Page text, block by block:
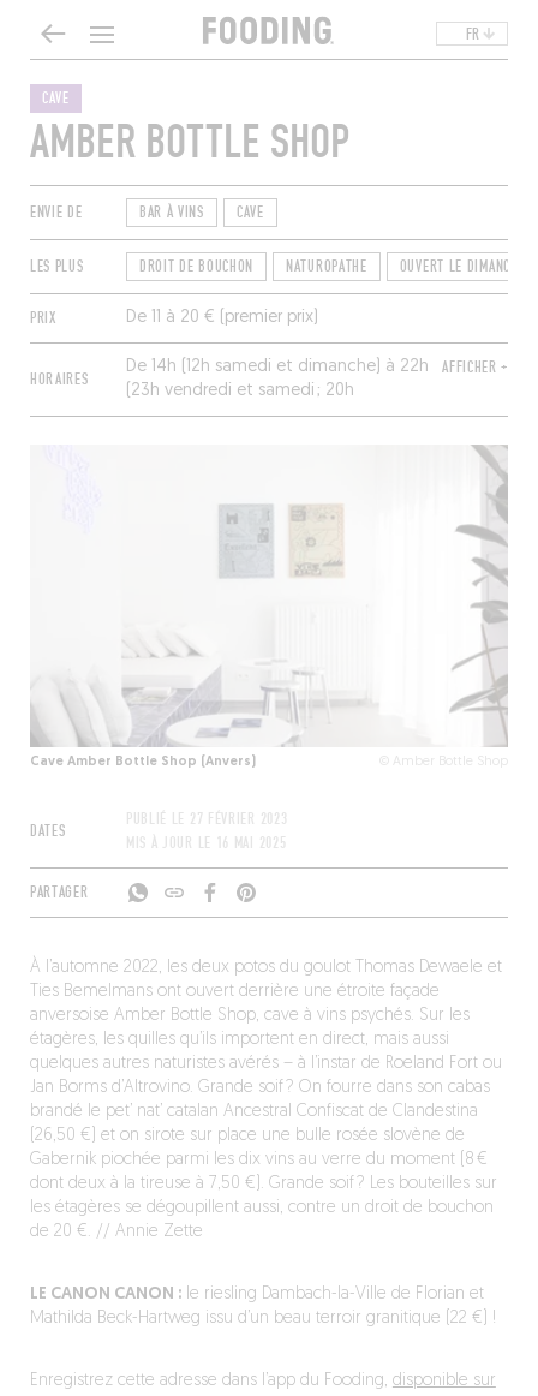
FR
CAVE
AMBER BOTTLE SHOP
ENVIE DE BAR À VINS CAVE
LES PLUS DROIT DE BOUCHON NATUROPATHE OUVERT LE DIMANCHE
PRIX De 11 à 20 € (premier prix)
HORAIRES
De 14h (12h samedi et dimanche) à 22h
(23h vendredi et samedi ; 20h
dimanche). Fermé mardi.
AFFICHER +
Cave Amber Bottle Shop (Anvers) © Amber Bottle Shop
DATES
PUBLIÉ LE 27 FÉVRIER 2023
MIS À JOUR LE
16 MAI 2025
PARTAGER
À l’automne 2022, les deux potos du goulot Thomas Dewaele et
Ties Bemelmans ont ouvert derrière une étroite façade
anversoise Amber Bottle Shop, cave à vins psychés. Sur les
étagères, les quilles qu’ils importent en direct, mais aussi
quelques autres naturistes avérés – à l’instar de Roeland Fort ou
Jan Borms d’Altrovino. Grande soif ? On fourre dans son cabas
brandé le pet’ nat’ catalan Ancestral Confiscat de Clandestina
(26,50 €) et on sirote sur place une bulle rosée slovène de
Gabernik piochée parmi les dix vins au verre du moment (8 €
dont deux à la tireuse à 7,50 €). Grande soif ? Les bouteilles sur
les étagères se dégoupillent aussi, contre un droit de bouchon
de 20 €. // Annie Zette
LE CANON CANON :le riesling Dambach-la-Ville de Florian et
Mathilda Beck-Hartweg issu d’un beau terroir granitique (22 €) !
Enregistrez cette adresse dans l’app du Fooding, disponible sur